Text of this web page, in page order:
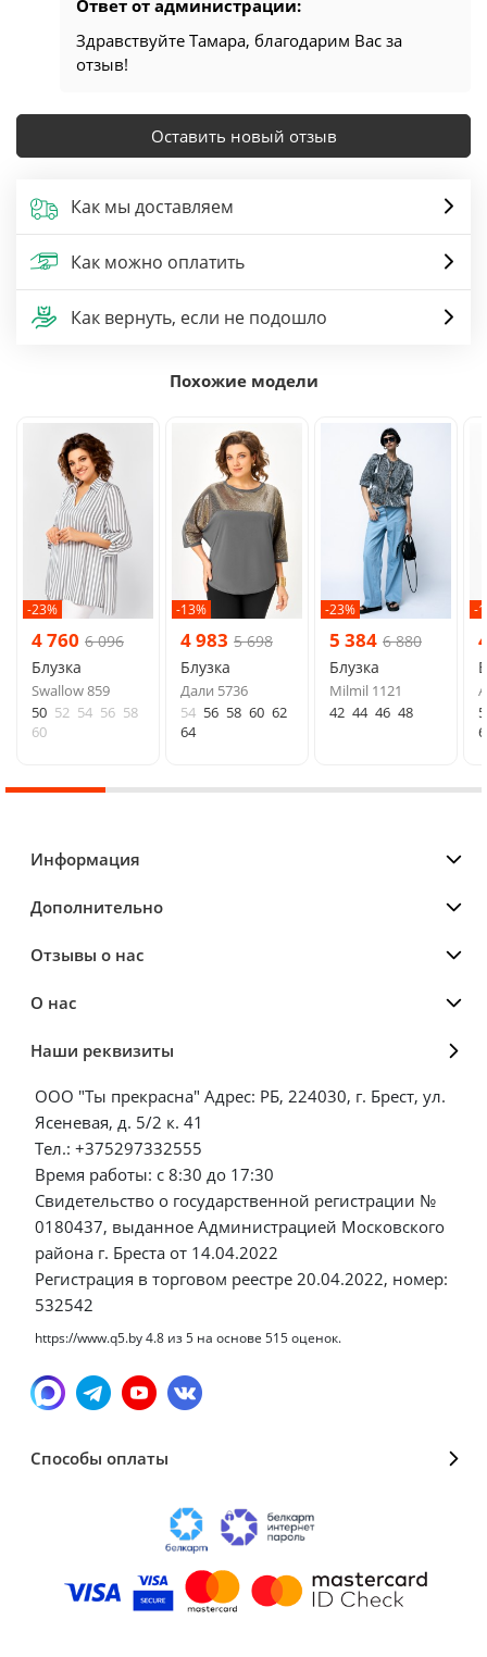
Ответ от администрации:
Здравствуйте Тамара, благодарим Вас за
отзыв!
Оставить новый отзыв
Как мы доставляем
Как можно оплатить
Как вернуть, если не подошло
Похожие модели
-23%
4 760 6 096
Блузка
Swallow 859
50 52 54 56 58
60
-13%
4 983 5 698
Блузка
Дали 5736
54 56 58 60 62
64
-23%
5 384 6 880
Блузка
Milmil 1121
42 44 46 48
-
Информация
Дополнительно
Отзывы о нас
О нас
Наши реквизиты
ООО "Ты прекрасна" Адрес: РБ, 224030, г. Брест, ул.
Ясеневая, д. 5/2 к. 41
Тел.: +375297332555
Время работы: с 8:30 до 17:30
Свидетельство о государственной регистрации №
0180437, выданное Администрацией Московского
района г. Бреста от 14.04.2022
Регистрация в торговом реестре 20.04.2022, номер:
532542
https://www.q5.by4.8 из5 на основе 515оценок.
Способы оплаты